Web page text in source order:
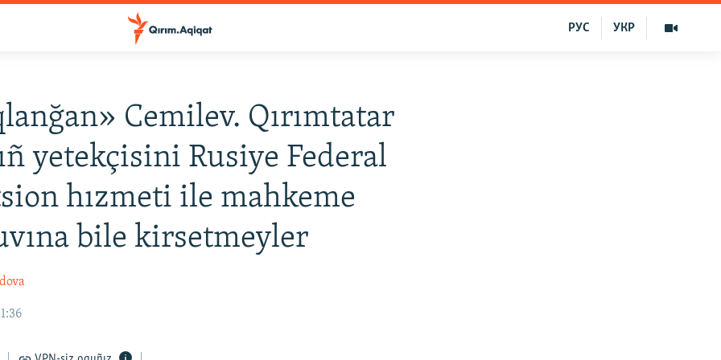
УКР
РУС
Cemilev. Qırımtatar
yetekçisini Rusiye Federal
hızmeti ile mahkeme
bile kirsetmeyler